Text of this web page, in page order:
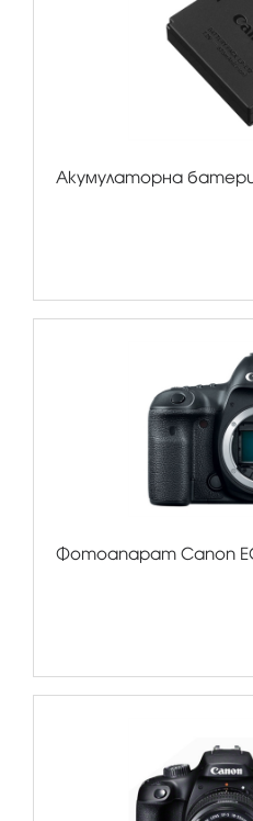
Акумулаторна
Фотоапарат Canon